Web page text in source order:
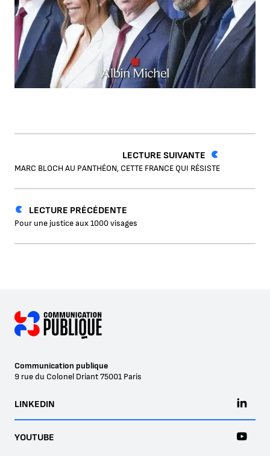
LECTURE PRÉCÉDENTE
Pour une justice aux 1000 visages
LECTURE SUIVANTE
MARC BLOCH AU PANTHÉON, CETTE FRANCE QUI RÉSISTE
Communication publique
9 rue du Colonel Driant75001 Paris
LINKEDIN
YOUTUBE